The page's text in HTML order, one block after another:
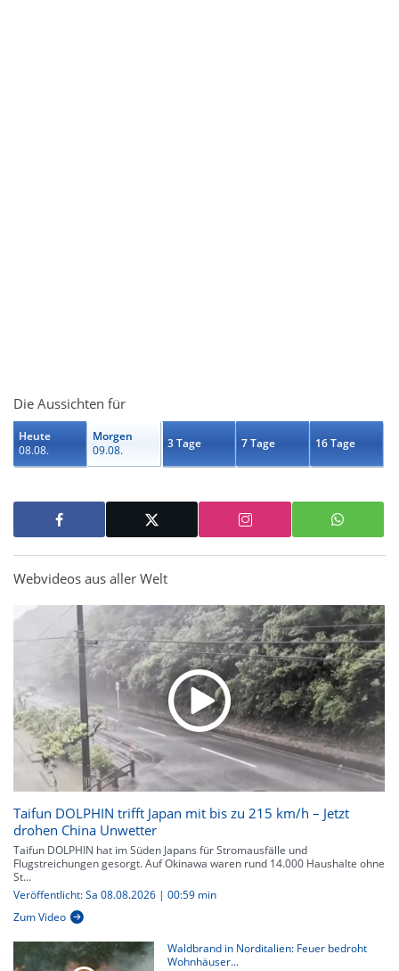
Die Aussichten für
Heute
08.08.
Morgen
09.08.
3 Tage 7 Tage 16 Tage
Webvideos aus aller Welt
Taifun DOLPHIN trifft Japan mit bis zu 215 km/h – Jetzt
drohen China Unwetter
Taifun DOLPHIN hat im Süden Japans für Stromausfälle und
Flugstreichungen gesorgt. Auf Okinawa waren rund 14.000 Haushalte ohne
St...
Veröffentlicht: Sa 08.08.2026 | 00:59 min
Zum Video
Waldbrand in Norditalien: Feuer bedroht
Wohnhäuser...